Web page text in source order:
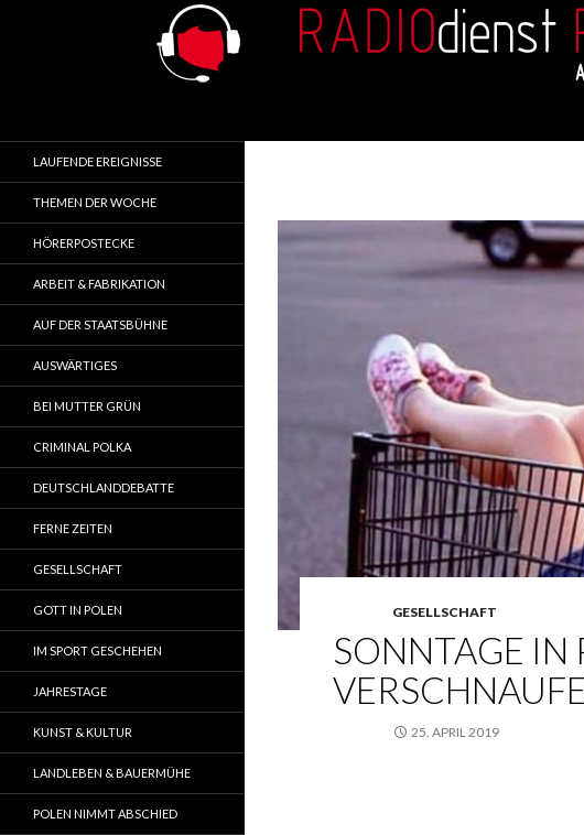
GESELLSCHAFT
SONNTAGE IN
25. APRIL 2019
LAUFENDE EREIGNISSE
THEMEN DER WOCHE
HÖRERPOSTECKE
ARBEIT & FABRIKATION
AUF DER STAATSBÜHNE
AUSWÄRTIGES
BEI MUTTER GRÜN
CRIMINAL POLKA
DEUTSCHLANDDEBATTE
FERNE ZEITEN
GESELLSCHAFT
GOTT IN POLEN
IM SPORT GESCHEHEN
JAHRESTAGE
KUNST & KULTUR
LANDLEBEN & BAUERMÜHE
POLEN NIMMT ABSCHIED